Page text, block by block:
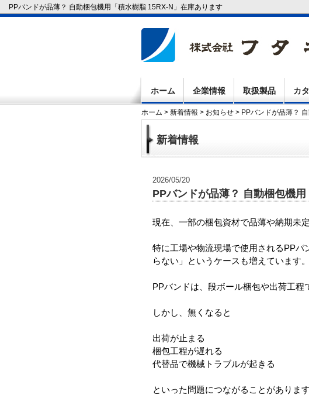
PPバンドが品薄？ 自動梱包機用「積水樹脂 15RX-N」在庫あります
ホーム 企業情報 取扱製品 カ
ホーム > 新着情報 > お知らせ > PPバンドが品薄？
新着情報
2026/05/20
PPバンドが品薄？ 自動梱包機
現在、一部の梱包資材で品薄や納期未
特に工場や物流現場で使用されるPPバ
らない」というケースも増えています。
PPバンドは、段ボール梱包や出荷工程
しかし、無くなると
出荷が止まる
梱包工程が遅れる
代替品で機械トラブルが起きる
といった問題につながることがあります